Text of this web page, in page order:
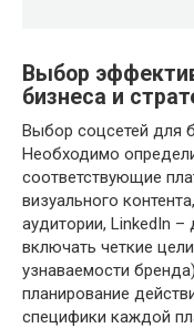
Выбор
бизнеса и
Выбор соцсетей для
Необходимо
соответствующие
визуального
аудитории, LinkedIn –
включать четкие
узнаваемости
планирование
специфики каждой